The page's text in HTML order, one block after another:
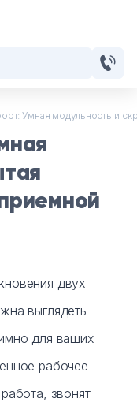
Умная модульность и
двух
выглядеть
для ваших
рабочее
звонят